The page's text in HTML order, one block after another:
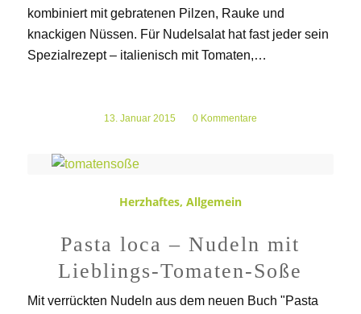
kombiniert mit gebratenen Pilzen, Rauke und
knackigen Nüssen. Für Nudelsalat hat fast jeder sein
Spezialrezept – italienisch mit Tomaten,…
13. Januar 2015
/ 0 Kommentare
Herzhaftes, Allgemein
Pasta loca – Nudeln mit
Lieblings-Tomaten-Soße
Mit verrückten Nudeln aus dem neuen Buch "Pasta